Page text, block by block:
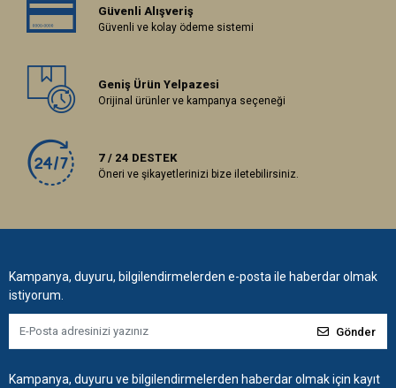
Güvenli Alışveriş
Güvenli ve kolay ödeme sistemi
Geniş Ürün Yelpazesi
Orijinal ürünler ve kampanya seçeneği
7 / 24 DESTEK
Öneri ve şikayetlerinizi bize iletebilirsiniz.
Kampanya, duyuru, bilgilendirmelerden e-posta ile haberdar olmak
istiyorum.
Gönder
Kampanya, duyuru ve bilgilendirmelerden haberdar olmak için kayıt